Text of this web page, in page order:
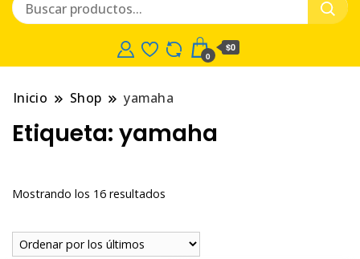
0
$0
Inicio Shop yamaha
Etiqueta: yamaha
Mostrando los 16 resultados
los
últimos